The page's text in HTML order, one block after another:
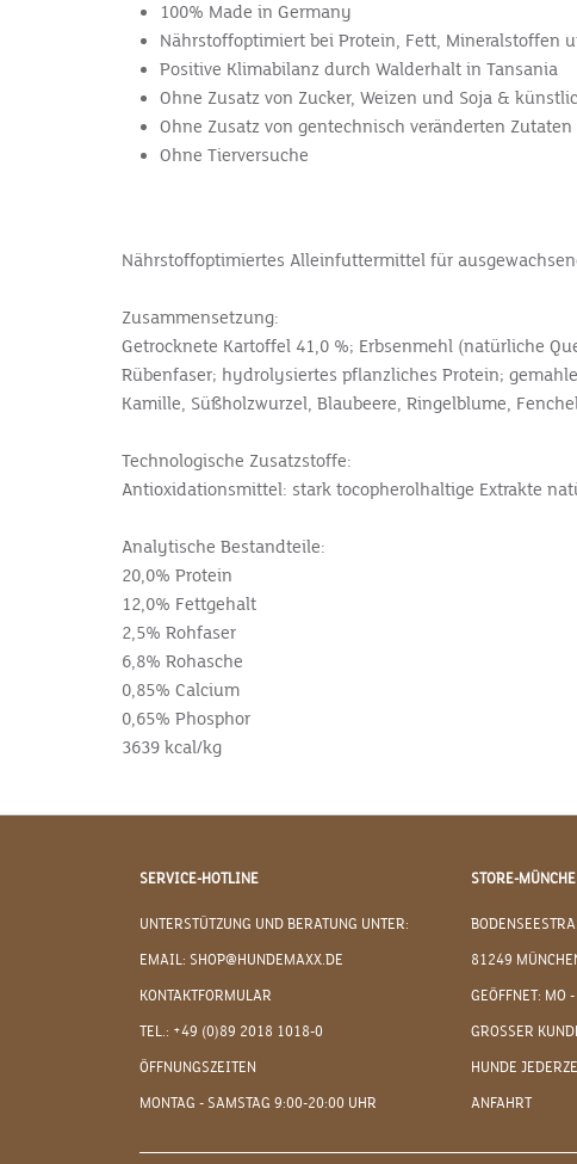
100% Made in Germany
Nährstoffoptimiert bei Protein, Fett, Mineralstoffen
Positive Klimabilanz durch Walderhalt in Tansania
Ohne Zusatz von Zucker, Weizen und Soja &
Ohne Zusatz von gentechnisch veränderten Zutaten
Ohne Tierversuche
Nährstoffoptimiertes Alleinfutter­mittel für
Zusammensetzung:
Getrocknete Kartoffel 41,0 %; Erbsenmehl (natürliche
Rübenfaser; hydrolysiertes pflanzliches Protein;
Kamille, Süßholzwurzel, Blaubeere, Ringelblume,
Technologische Zusatzstoffe:
Antioxidationsmittel: stark tocopherolhaltige Extrakte
Analytische Bestandteile:
20,0% Protein
12,0% Fettgehalt
2,5% Rohfaser
6,8% Rohasche
0,85% Calcium
0,65% Phosphor
3639 kcal/kg
SERVICE-HOTLINE
UNTERSTÜTZUNG UND BERATUNG UNTER:
EMAIL: SHOP@HUNDEMAXX.DE
KONTAKTFORMULAR
TEL.: +49 (0)89 2018 1018-0
ÖFFNUNGSZEITEN
MONTAG - SAMSTAG 9:00-20:00 UHR
STORE-
81249
GEÖFFNET: MO
GROSSER
HUNDE
ANFAHRT